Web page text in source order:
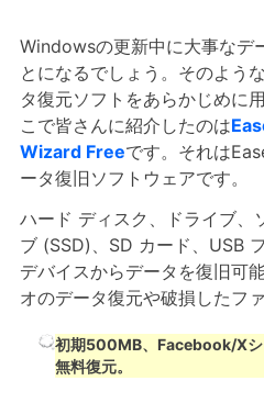
Windowsの更新中に大事なデ
とになるでしょう。そのよう
タ復元ソフトをあらかじめに
こで皆さんに紹介したのは
Wizard Freeです。それは
ータ復旧ソフトウェアです。
ハード ディスク、ドライブ、
ブ (SSD)、SD カード、USB
デバイスからデータを復旧可
オのデータ復元や破損したフ
初期500MB、Facebook/Xシ
無料復元。